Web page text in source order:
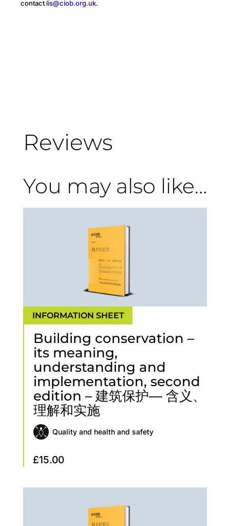
contact lis@ciob.org.uk.
Reviews
You may also like…
Building conservation –
its meaning,
understanding and
implementation, second
edition – 建筑保护— 含义、
理解和实施
Quality and health and safety
£15.00